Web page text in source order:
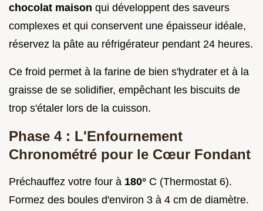
chocolat maison qui développent des saveurs
complexes et qui conservent une épaisseur idéale,
réservez la pâte au réfrigérateur pendant 24 heures.
Ce froid permet à la farine de bien s'hydrater et à la
graisse de se solidifier, empêchant les biscuits de
trop s'étaler lors de la cuisson.
Phase 4 : L'Enfournement
Chronométré pour le Cœur Fondant
Préchauffez votre four à 180° C (Thermostat 6).
Formez des boules d'environ 3 à 4 cm de diamètre.